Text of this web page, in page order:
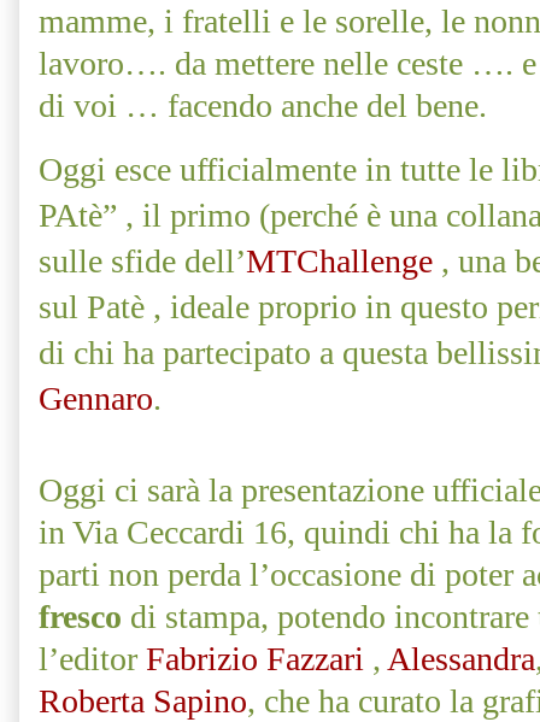
mamme, i fratelli e le sorelle, le
lavoro…. da mettere nelle ceste ….
di voi … facendo anche del bene.
Oggi esce ufficialmente in tutte le
PAtè” , il primo (perché è una
sulle sfide dell’MTChallenge , una
sul Patè , ideale proprio in questo
di chi ha partecipato a questa
Gennaro.
Oggi ci sarà la presentazione
in Via Ceccardi 16, quindi chi ha la
parti non perda l’occasione di poter
fresco di stampa, potendo
l’editor Fabrizio Fazzari , Alessandra
Roberta Sapino, che ha curato la